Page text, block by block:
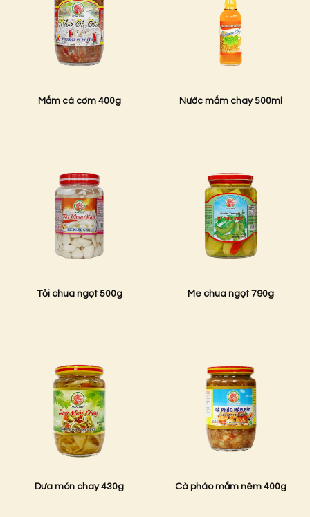
Mắm cá cơm 400g Nước mắm chay 500ml
Tỏi chua ngọt 500g Me chua ngọt 790g
Dưa món chay 430g Cà pháo mắm nêm 400g